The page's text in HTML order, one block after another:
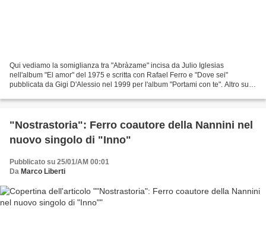
Qui vediamo la somiglianza tra "Abràzame" incisa da Julio Iglesias
nell'album "El amor" del 1975 e scritta con Rafael Ferro e "Dove sei"
pubblicata da Gigi D'Alessio nel 1999 per l'album "Portami con te". Altro su:
"Nostrastoria": Ferro coautore della Nannini nel
nuovo singolo di "Inno"
Pubblicato su 25/01/AM 00:01
Da Marco Liberti